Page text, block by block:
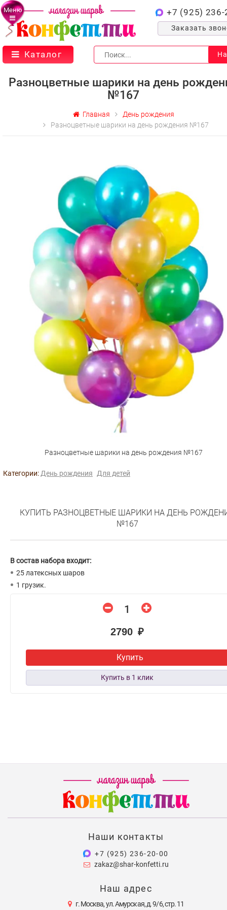
Меню +7 (925) 236-
Заказать
Каталог
Разноцветные шарики на день
№167
Главная
День рождения
Разноцветные шарики на день рождения №167
Разноцветные шарики на день рождения №167
Категории: День рождения Для детей
КУПИТЬ РАЗНОЦВЕТНЫЕ ШАРИКИ НА ДЕНЬ
№167
В состав набора входит:
25 латексных шаров
1 грузик.
2790 ₽
Купить
Наши контакты
+7 (925) 236-20-00
zakaz@shar-konfetti.ru
Наш адрес
г. Москва, ул. Амурская, д. 9/6, стр. 11